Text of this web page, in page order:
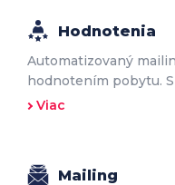
Hodnotenia
Automatizovaný
hodnotením pobytu.
Viac
Mailing